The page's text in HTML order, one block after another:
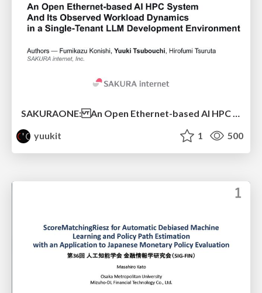
yuukit
1 500